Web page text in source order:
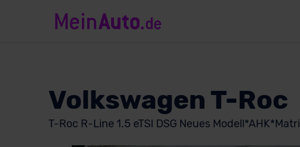
Volkswagen T-Roc
T-Roc R-Line 1.5 eTSI DSG Neues Modell*AHK*Matri